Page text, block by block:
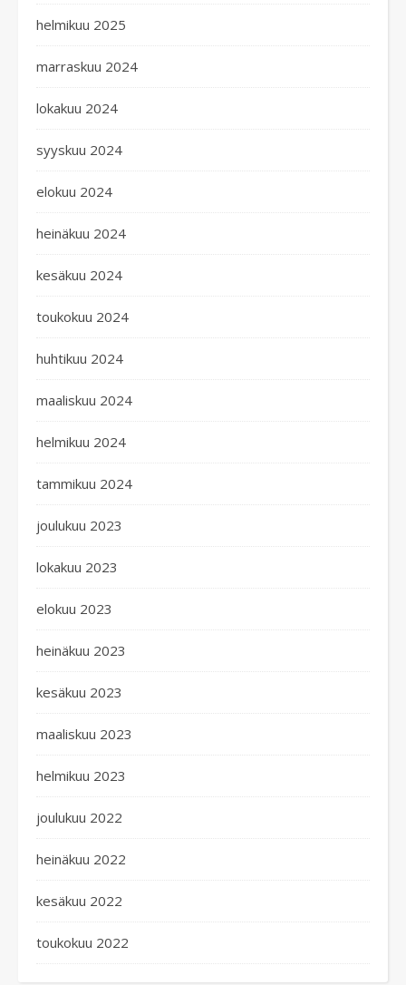
helmikuu 2025
marraskuu 2024
lokakuu 2024
syyskuu 2024
elokuu 2024
heinäkuu 2024
kesäkuu 2024
toukokuu 2024
huhtikuu 2024
maaliskuu 2024
helmikuu 2024
tammikuu 2024
joulukuu 2023
lokakuu 2023
elokuu 2023
heinäkuu 2023
kesäkuu 2023
maaliskuu 2023
helmikuu 2023
joulukuu 2022
heinäkuu 2022
kesäkuu 2022
toukokuu 2022